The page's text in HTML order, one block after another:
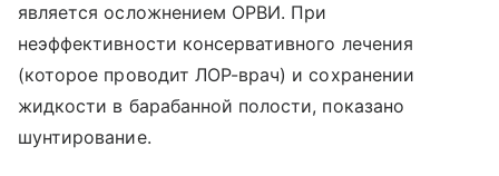
является осложнением ОРВИ. При
неэффективности консервативного лечения
(которое проводит ЛОР-врач) и сохранении
жидкости в барабанной полости, показано
шунтирование.